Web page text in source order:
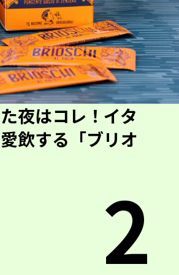
夜はコレ！イタ
飲する「ブリオ
2